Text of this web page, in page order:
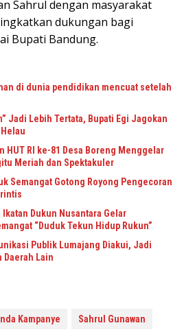
Sahrul dengan masyarakat
dukungan bagi
Bupati Bandung.
di dunia pendidikan mencuat setelah
Jadi Lebih Tertata, Bupati Egi Jagokan
HUT RI ke-81 Desa Boreng Menggelar
Meriah dan Spektakuler
Semangat Gotong Royong Pengecoran
Dukun Nusantara Gelar
“Duduk Tekun Hidup Rukun”
Publik Lumajang Diakui, Jadi
Daerah Lain
Kampanye Sahrul Gunawan